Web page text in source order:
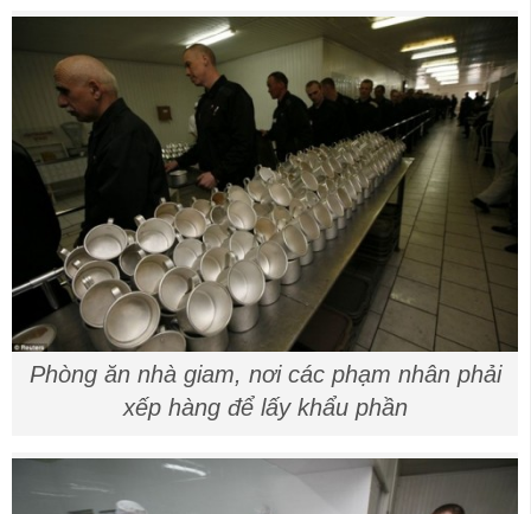
Phòng ăn nhà giam, nơi các phạm nhân phải
xếp hàng để lấy khẩu phần